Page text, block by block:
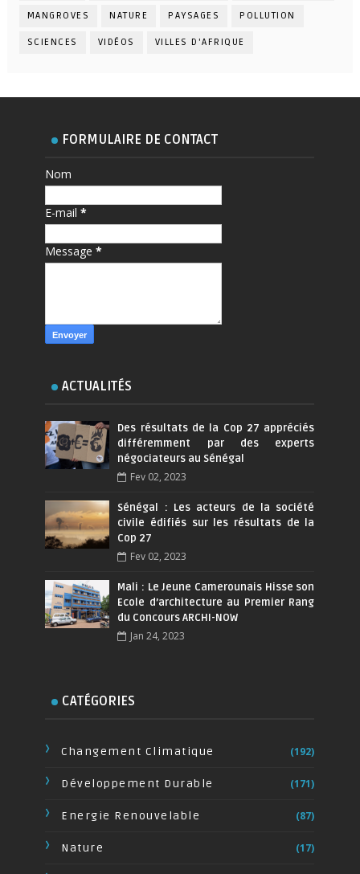
MANGROVES NATURE PAYSAGES POLLUTION
SCIENCES VIDÉOS VILLES D'AFRIQUE
FORMULAIRE DE CONTACT
Nom
E-mail*
Message*
ACTUALITÉS
Des résultats de la Cop 27 appréciés
différemment par des experts
négociateurs au Sénégal
Fev 02, 2023
Sénégal : Les acteurs de la société
civile édifiés sur les résultats de la
Cop 27
Fev 02, 2023
Mali : Le Jeune Camerounais Hisse son
Ecole d’architecture au Premier Rang
du Concours ARCHI-NOW
Jan 24, 2023
CATÉGORIES
Changement Climatique (192)
Développement Durable (171)
Energie Renouvelable (87)
Nature (17)